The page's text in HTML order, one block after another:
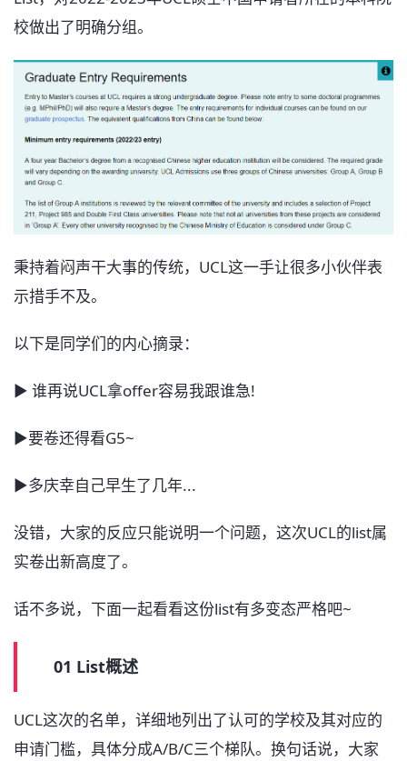
校做出了明确分组。
秉持着闷声干大事的传统，UCL这一手让很多小伙伴表
示措手不及。
以下是同学们的内心摘录：
▶ 谁再说UCL拿offer容易我跟谁急!
▶要卷还得看G5~
▶多庆幸自己早生了几年...
没错，大家的反应只能说明一个问题，这次UCL的list属
实卷出新高度了。
话不多说，下面一起看看这份list有多变态严格吧~
01 List概述
UCL这次的名单，详细地列出了认可的学校及其对应的
申请门槛，具体分成A/B/C三个梯队。换句话说，大家